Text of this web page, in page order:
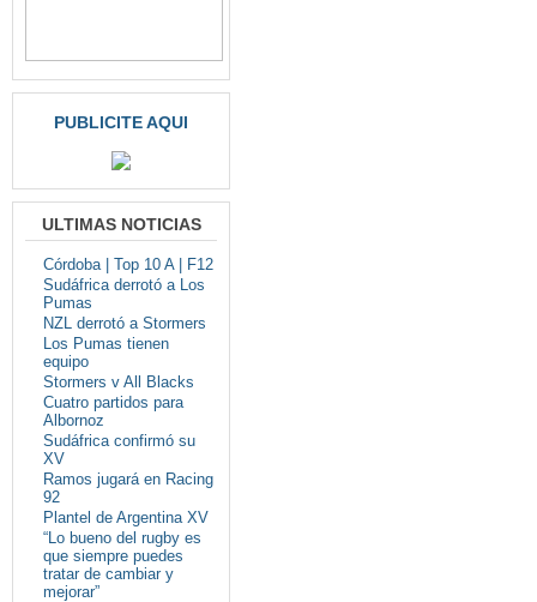
PUBLICITE AQUI
ULTIMAS NOTICIAS
Córdoba | Top 10 A | F12
Sudáfrica derrotó a Los
Pumas
NZL derrotó a Stormers
Los Pumas tienen
equipo
Stormers v All Blacks
Cuatro partidos para
Albornoz
Sudáfrica confirmó su
XV
Ramos jugará en Racing
92
Plantel de Argentina XV
“Lo bueno del rugby es
que siempre puedes
tratar de cambiar y
mejorar”